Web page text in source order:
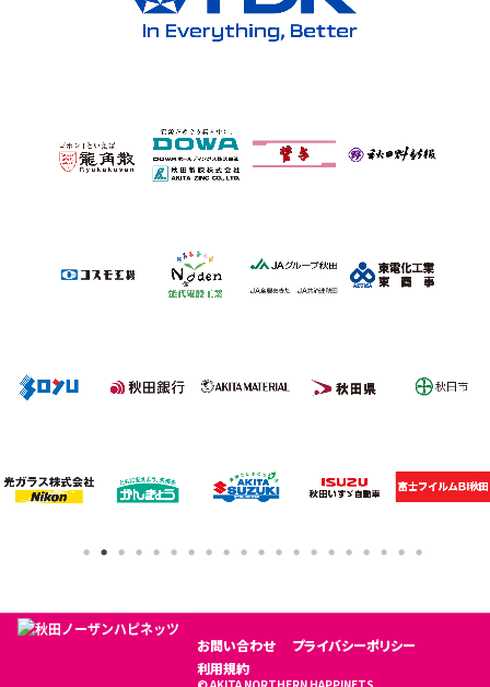
お問い合わせ
プライバシーポリシー
利用規約